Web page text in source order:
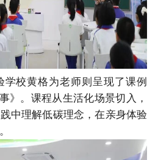
校黄格为老师则呈现了课例
》。课程从生活化场景切入，
中理解低碳理念，在亲身体验